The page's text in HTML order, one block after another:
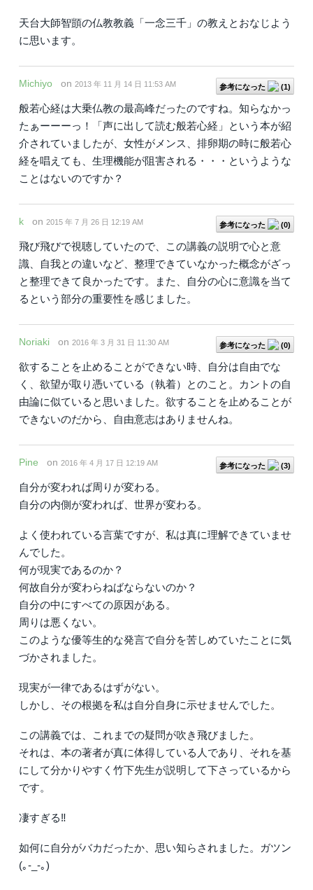
天台大師智顗の仏教教義「一念三千」の教えとおなじよう
に思います。
参考になった (1)
Michiyo on 2013 年 11 月 14 日 11:53 AM
般若心経は大乗仏教の最高峰だったのですね。知らなかっ
たぁーーーっ！「声に出して読む般若心経」という本が紹
介されていましたが、女性がメンス、排卵期の時に般若心
経を唱えても、生理機能が阻害される・・・というような
ことはないのですか？
参考になった (0)
k on 2015 年 7 月 26 日 12:19 AM
飛び飛びで視聴していたので、この講義の説明で心と意
識、自我との違いなど、整理できていなかった概念がざっ
と整理できて良かったです。また、自分の心に意識を当て
るという部分の重要性を感じました。
参考になった (0)
Noriaki on 2016 年 3 月 31 日 11:30 AM
欲することを止めることができない時、自分は自由でな
く、欲望が取り憑いている（執着）とのこと。カントの自
由論に似ていると思いました。欲することを止めることが
できないのだから、自由意志はありませんね。
参考になった (3)
Pine on 2016 年 4 月 17 日 12:19 AM
自分が変われば周りが変わる。
自分の内側が変われば、世界が変わる。
よく使われている言葉ですが、私は真に理解できていませ
んでした。
何が現実であるのか？
何故自分が変わらねばならないのか？
自分の中にすべての原因がある。
周りは悪くない。
このような優等生的な発言で自分を苦しめていたことに気
づかされました。
現実が一律であるはずがない。
しかし、その根拠を私は自分自身に示せませんでした。
この講義では、これまでの疑問が吹き飛びました。
それは、本の著者が真に体得している人であり、それを基
にして分かりやすく竹下先生が説明して下さっているから
です。
凄すぎる‼️
如何に自分がバカだったか、思い知らされました。ガツン
(｡-_-｡)